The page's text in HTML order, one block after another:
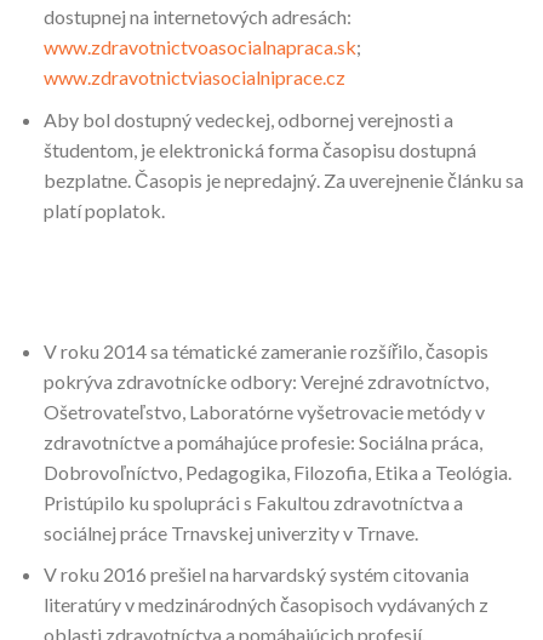
dostupnej na internetových adresách:
www.zdravotnictvoasocialnapraca.sk;
www.zdravotnictviasocialniprace.cz
Aby bol dostupný vedeckej, odbornej verejnosti a
študentom, je elektronická forma časopisu dostupná
bezplatne. Časopis je nepredajný. Za uverejnenie článku sa
platí poplatok.
V roku 2014 sa tématické zameranie rozšířilo, časopis
pokrýva zdravotnícke odbory: Verejné zdravotníctvo,
Ošetrovateľstvo, Laboratórne vyšetrovacie metódy v
zdravotníctve a pomáhajúce profesie: Sociálna práca,
Dobrovoľníctvo, Pedagogika, Filozofia, Etika a Teológia.
Pristúpilo ku spolupráci s Fakultou zdravotníctva a
sociálnej práce Trnavskej univerzity v Trnave.
V roku 2016 prešiel na harvardský systém citovania
literatúry v medzinárodných časopisoch vydávaných z
oblasti zdravotníctva a pomáhajúcich profesií.